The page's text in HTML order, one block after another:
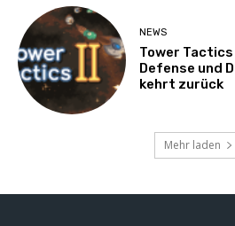
NEWS
Tower
Defense und
kehrt zurück
Mehr laden